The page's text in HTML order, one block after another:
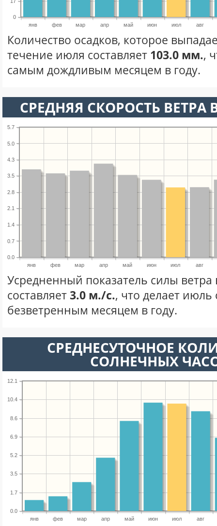
янв фев мар апр май июн июл авг
0
Количество осадков, которое
течение июля составляет 103.0 мм.,
самым дождливым месяцем в году.
СРЕДНЯЯ СКОРОСТЬ
янв фев мар апр май июн июл авг
0.0
0.7
1.4
2.1
2.8
3.5
4.3
5.0
5.7
Усредненный показатель силы
составляет3.0 м./с., что делает
безветренным месяцем в году.
СРЕДНЕСУТОЧНОЕ
СОЛНЕЧНЫХ
янв фев мар апр май июн июл авг
0.0
1.7
3.5
5.2
6.9
8.6
10.4
12.1